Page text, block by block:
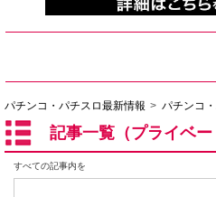
パチンコ・パチスロ最新情報 パチンコ
記事一覧（プライベー
すべての記事内を